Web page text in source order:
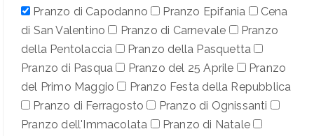
Pranzo di Capodanno
Pranzo Epifania
Cena
di San Valentino
Pranzo di Carnevale
Pranzo
della Pentolaccia
Pranzo della Pasquetta
Pranzo di Pasqua
Pranzo del 25 Aprile
Pranzo
del Primo Maggio
Pranzo Festa della Repubblica
Pranzo di Ferragosto
Pranzo di Ognissanti
Pranzo dell'Immacolata
Pranzo di Natale